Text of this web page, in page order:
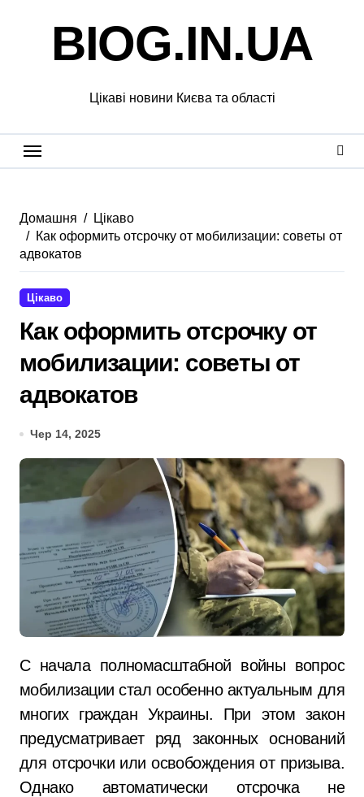
BIOG.IN.UA
Цікаві новини Києва та області
Домашня
Цікаво
Как оформить отсрочку от мобилизации: советы от
адвокатов
Цікаво
Как оформить отсрочку от
мобилизации: советы от
адвокатов
Чер 14, 2025
С начала полномасштабной войны вопрос
мобилизации стал особенно актуальным для
многих граждан Украины. При этом закон
предусматривает ряд законных оснований
для отсрочки или освобождения от призыва.
Однако автоматически отсрочка не